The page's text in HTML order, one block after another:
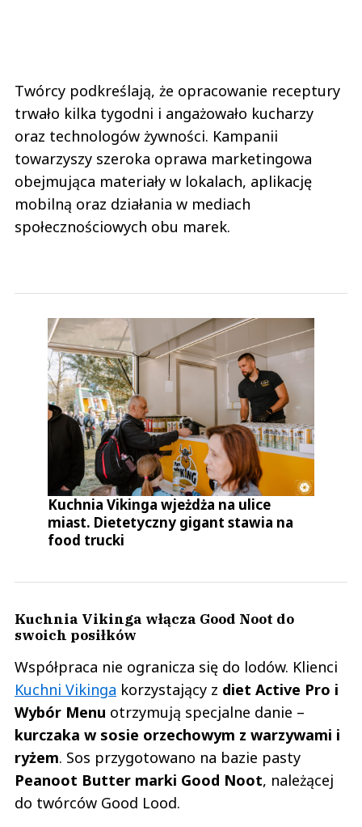
Twórcy podkreślają, że opracowanie receptury
trwało kilka tygodni i angażowało kucharzy
oraz technologów żywności. Kampanii
towarzyszy szeroka oprawa marketingowa
obejmująca materiały w lokalach, aplikację
mobilną oraz działania w mediach
społecznościowych obu marek.
Kuchnia Vikinga wjeżdża na ulice
miast. Dietetyczny gigant stawia na
food trucki
Kuchnia Vikinga włącza Good Noot do
swoich posiłków
Współpraca nie ogranicza się do lodów. Klienci
Kuchni Vikinga korzystający z diet Active Pro i
Wybór Menu otrzymują specjalne danie –
kurczaka w sosie orzechowym z warzywami i
ryżem. Sos przygotowano na bazie pasty
Peanoot Butter marki Good Noot, należącej
do twórców Good Lood.